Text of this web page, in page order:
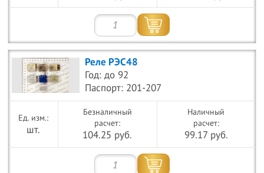
Реле РЭС48
Год: до 92
Паспорт: 201-207
шт.
Безналичный
расчет:
104.25 руб.
Наличный
расчет:
99.17 руб.